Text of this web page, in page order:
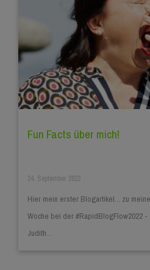
Fun Facts über mich!
24. September 2022
Hier mein erster Blogartikel... zu
Woche bei der #RapidBlogFlow2022
Judith...